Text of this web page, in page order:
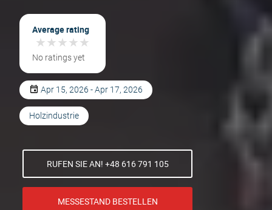
Average rating
★★★★★
★★★★★
No ratings yet
Apr 15, 2026 - Apr 17, 2026
Holzindustrie
RUFEN SIE AN! +48 616 791 105
MESSESTAND BESTELLEN